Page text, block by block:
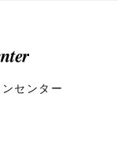
センター